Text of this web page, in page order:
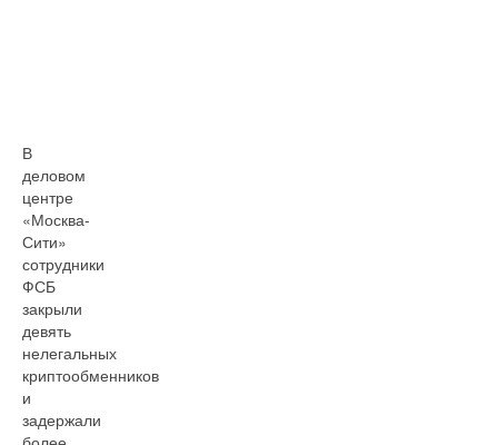
В
деловом
центре
«Москва-
Сити»
сотрудники
ФСБ
закрыли
девять
нелегальных
криптообменников
и
задержали